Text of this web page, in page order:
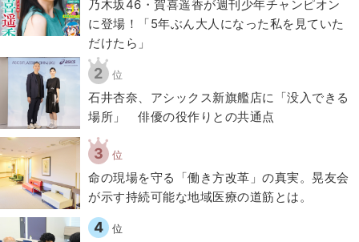
乃木坂46・賀喜遥香が週刊少年チャンピオン
に登場！「5年ぶん大人になった私を見ていた
だけたら」
2 位
石井杏奈、アシックス新旗艦店に「没入できる
場所」 俳優の役作りとの共通点
3 位
​命の現場を守る「働き方改革」の真実。晃友会
が示す持続可能な地域医療の道筋とは。
4 位